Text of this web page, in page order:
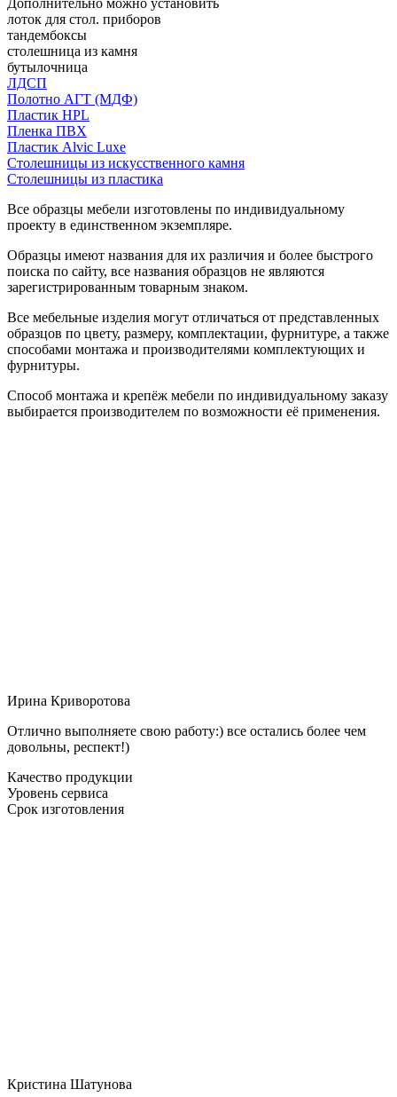
лоток для стол. приборов
тандембоксы
столешница из камня
бутылочница
ЛДСП
Полотно АГТ (МДФ)
Пластик HPL
Пленка ПВХ
Пластик Alvic Luxe
Столешницы из искусственного камня
Столешницы из пластика
Все образцы мебели изготовлены по индивидуальному
проекту в единственном экземпляре.
Образцы имеют названия для их различия и более быстрого
поиска по сайту, все названия образцов не являются
зарегистрированным товарным знаком.
Все мебельные изделия могут отличаться от представленных
образцов по цвету, размеру, комплектации, фурнитуре, а также
способами монтажа и производителями комплектующих и
фурнитуры.
Способ монтажа и крепёж мебели по индивидуальному заказу
выбирается производителем по возможности её применения.
Ирина Криворотова
Отлично выполняете свою работу:) все остались более чем
довольны, респект!)
Качество продукции
Уровень сервиса
Срок изготовления
Кристина Шатунова